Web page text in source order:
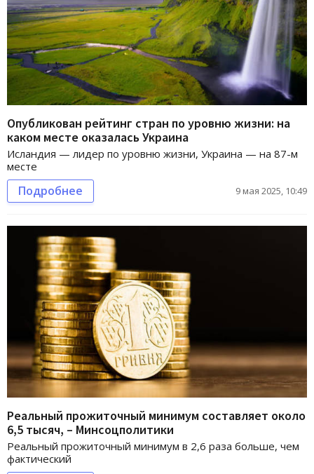
Опубликован рейтинг стран по уровню жизни: на
каком месте оказалась Украина
Исландия — лидер по уровню жизни, Украина — на 87-м
месте
Подробнее 9 мая 2025, 10:49
Реальный прожиточный минимум составляет около
6,5 тысяч, – Минсоцполитики
Реальный прожиточный минимум в 2,6 раза больше, чем
фактический